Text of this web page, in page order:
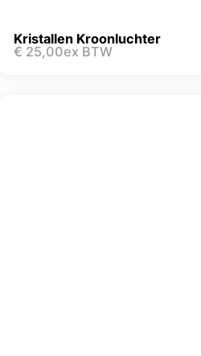
Kristallen Kroonluchter
€ 25,00ex BTW